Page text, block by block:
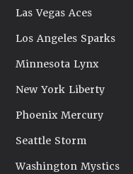
Las Vegas Aces
Los Angeles Sparks
Minnesota Lynx
New York Liberty
Phoenix Mercury
Seattle Storm
Washington Mystics